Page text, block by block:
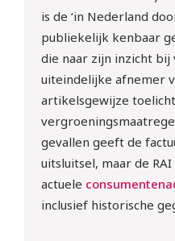
is de ‘in Nederland
publiekelijk kenbaar
die naar zijn inzicht bij
uiteindelijke afnemer
artikelsgewijze
gevallen geeft de
uitsluitsel, maar de
actuele
inclusief historische